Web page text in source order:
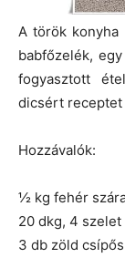
A török
babfőzelék,
fogyasztott
dicsért receptet
Hozzávalók:
½ kg fehér
20 dkg, 4 szelet
3 db zöld